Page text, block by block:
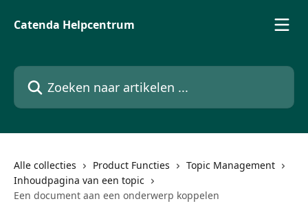
Catenda Helpcentrum
Zoeken naar artikelen ...
Alle collecties Product Functies
Topic Management
Inhoudpagina van een topic
Een document aan een onderwerp koppelen